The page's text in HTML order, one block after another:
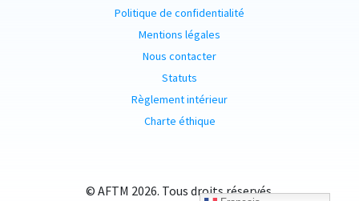
Politique de confidentialité
Mentions légales
Nous contacter
Statuts
Règlement intérieur
Charte éthique
© AFTM 2026. Tous droits réservés.